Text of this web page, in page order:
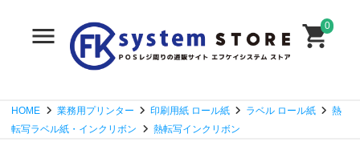
0
HOME 業務用プリンター 印刷用紙 ロール紙 ラベル ロール紙
熱
転写ラベル紙・インクリボン
熱転写インクリボン